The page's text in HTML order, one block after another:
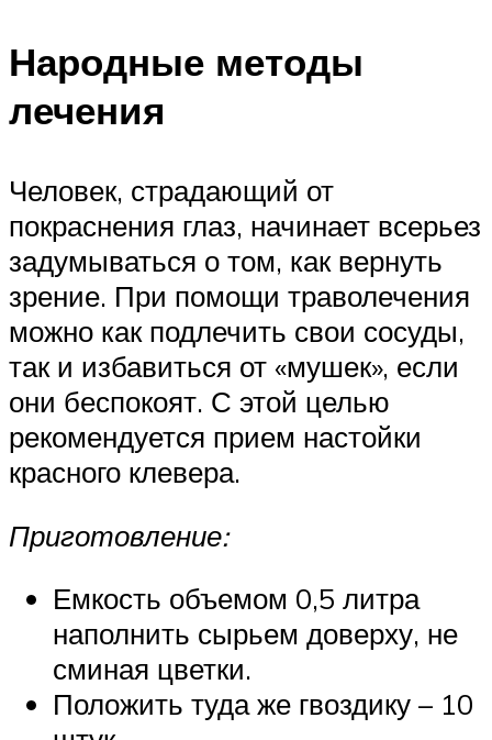
Народные методы
лечения
Человек, страдающий от
покраснения глаз, начинает всерьез
задумываться о том, как вернуть
зрение. При помощи траволечения
можно как подлечить свои сосуды,
так и избавиться от «мушек», если
они беспокоят. С этой целью
рекомендуется прием настойки
красного клевера.
Приготовление:
Емкость объемом 0,5 литра
наполнить сырьем доверху, не
сминая цветки.
Положить туда же гвоздику – 10